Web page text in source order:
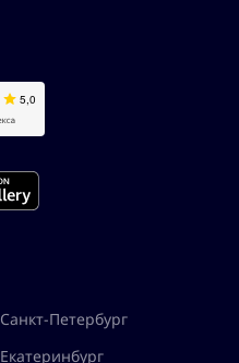
Санкт-Петербург
Екатеринбург